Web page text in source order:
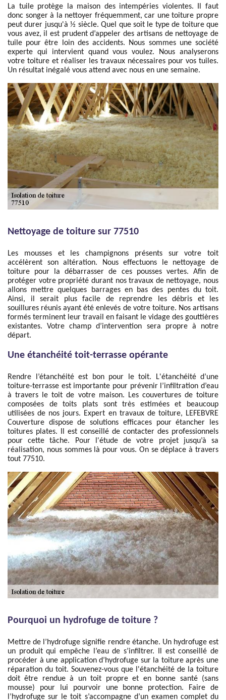
La tuile protège la maison des intempéries violentes. Il faut
donc songer à la nettoyer fréquemment, car une toiture propre
peut durer jusqu'à ½ siècle. Quel que soit le type de toiture que
vous avez, il est prudent d’appeler des artisans de nettoyage de
tuile pour être loin des accidents. Nous sommes une société
experte qui intervient quand vous voulez. Nous analyserons
votre toiture et réaliser les travaux nécessaires pour vos tuiles.
Un résultat inégalé vous attend avec nous en une semaine.
Nettoyage de toiture sur 77510
Les mousses et les champignons présents sur votre toit
accélèrent son altération. Nous effectuons le nettoyage de
toiture pour la débarrasser de ces pousses vertes. Afin de
protéger votre propriété durant nos travaux de nettoyage, nous
allons mettre quelques barrages en bas des pentes du toit.
Ainsi, il serait plus facile de reprendre les débris et les
souillures réunis ayant été enlevés de votre toiture. Nos artisans
formés terminent leur travail en faisant le vidage des gouttières
existantes. Votre champ d’intervention sera propre à notre
départ.
Une étanchéité toit-terrasse opérante
Rendre l’étanchéité est bon pour le toit. L'étanchéité d’une
toiture-terrasse est importante pour prévenir l’infiltration d’eau
à travers le toit de votre maison. Les couvertures de toiture
composées de toits plats sont très estimées et beaucoup
utilisées de nos jours. Expert en travaux de toiture, LEFEBVRE
Couverture dispose de solutions efficaces pour étancher les
toitures plates. Il est conseillé de contacter des professionnels
pour cette tâche. Pour l'étude de votre projet jusqu’à sa
réalisation, nous sommes là pour vous. On se déplace à travers
tout 77510.
Pourquoi un hydrofuge de toiture ?
Mettre de l’hydrofuge signifie rendre étanche. Un hydrofuge est
un produit qui empêche l’eau de s’infiltrer. Il est conseillé de
procéder à une application d’hydrofuge sur la toiture après une
réparation du toit. Souvenez-vous que l'étanchéité de la toiture
doit être rendue à un toit propre et en bonne santé (sans
mousse) pour lui pourvoir une bonne protection. Faire de
l’hydrofuge sur le toit s’accompagne d’un examen complet du